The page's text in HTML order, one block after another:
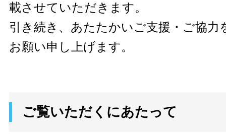
載させていただきます。
引き続き、あたたかいご支援・ご協力
お願い申し上げます。
ご覧いただくにあたって